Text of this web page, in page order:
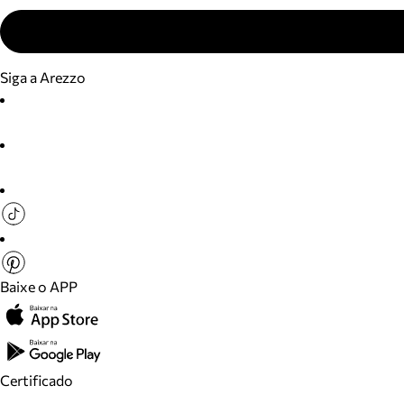
Siga a Arezzo
Baixe o APP
Certificado